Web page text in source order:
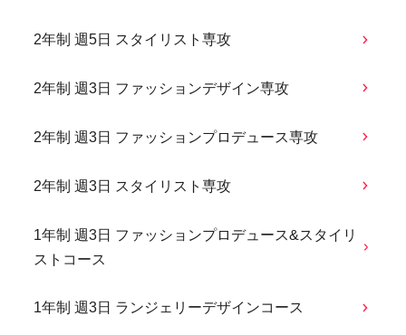
2年制 週5日 スタイリスト専攻
2年制 週3日 ファッションデザイン専攻
2年制 週3日 ファッションプロデュース専攻
2年制 週3日 スタイリスト専攻
1年制 週3日 ファッションプロデュース&スタイリ
ストコース
1年制 週3日 ランジェリーデザインコース